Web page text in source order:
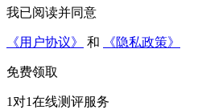
我已阅读并同意
《用户协议》 和 《隐私政策》
免费领取
1对1在线测评服务